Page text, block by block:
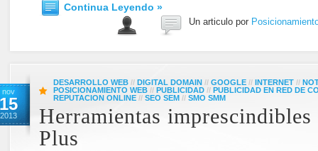
Continua Leyendo »
Un articulo por
nov
15
2013
DESARROLLO WEB // DIGITAL DOMAIN // GOOGLE // INTERNET //
POSICIONAMIENTO WEB // PUBLICIDAD // PUBLICIDAD EN RED DE
REPUTACION ONLINE // SEO SEM // SMO SMM
Herramientas imprescindibles
Plus